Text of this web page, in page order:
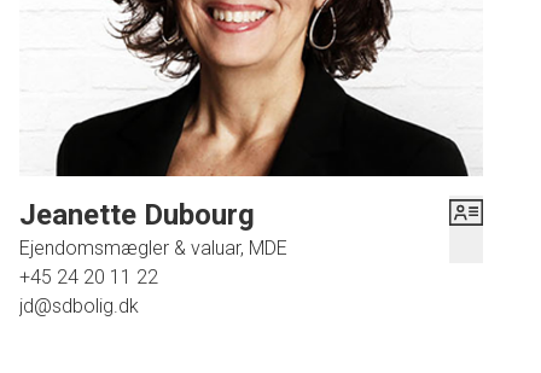
med 6 værelser kan huset også rumme flere familier, hvis man ønsker at
bruge det, som feriehus eller sin store familie.
På 1. salen ser man også de flotte rustikke hanebånd der blev blotlagt ved
seneste renovering.
Bag huset er der en dejlig stor og aflukket have med gl. smukke træer og
opbevaring af brænde, haveredskaber, samt et lille værksted.
Jeanette Dubourg
Ejendomsmægler & valuar, MDE
+45 24 20 11 22
jd@sdbolig.dk